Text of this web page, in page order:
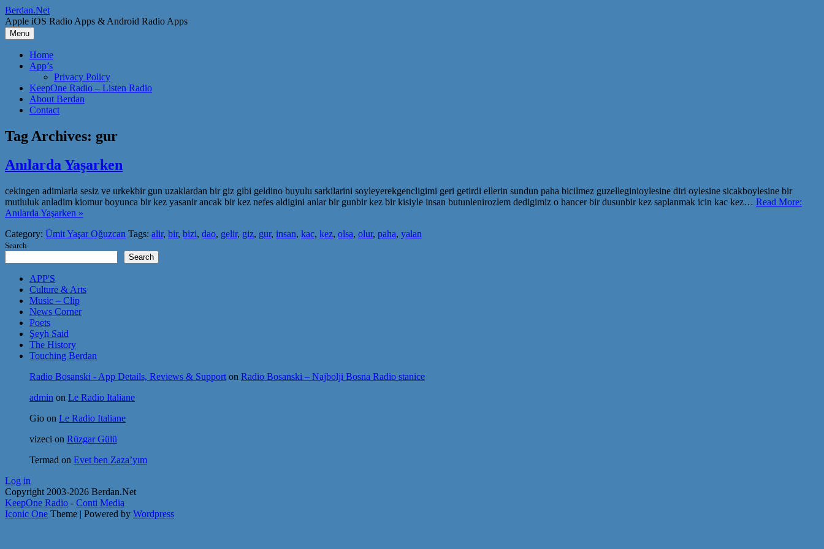
Skip
to
content
Berdan.Net
Apple iOS Radio Apps & Android Radio Apps
Menu
Home
App’s
Privacy Policy
KeepOne Radio – Listen Radio
About Berdan
Contact
Tag Archives: gur
Anılarda Yaşarken
cekingen adimlarla sesiz ve urkekbir gun uzaklardan bir giz gibi geldino buyulu sarkilarini soyleyerekgencligimi geri getirdi ellerin sundun paha bicilmez guzelleginioylesine diri oylesine sicakboylesine bir
mutluluk anladim kiomur boyunca bir kez yasanir ancak bir kez nefes aldigini anlar bir gunbir kez bir kisiyle insan butunlenirozlem dedigimiz o hancer bir dusunbir kez saplanmak icin kac kez… Read More:
Anılarda Yaşarken »
Category: Ümit Yaşar Oğuzcan Tags: alir, bir, bizi, dao, gelir, giz, gur, insan, kac, kez, olsa, olur, paha, yalan
Search
Search
APP'S
Culture & Arts
Music – Clip
News Corner
Poets
Şeyh Said
The History
Touching Berdan
Radio Bosanski - App Details, Reviews & Support on Radio Bosanski – Najbolji Bosna Radio stanice
admin on Le Radio Italiane
Gio on Le Radio Italiane
vizeci on Rüzgar Gülü
Termad on Evet ben Zaza’yım
Log in
Copyright 2003-2026 Berdan.Net
KeepOne Radio - Conti Media
Iconic One Theme | Powered by Wordpress